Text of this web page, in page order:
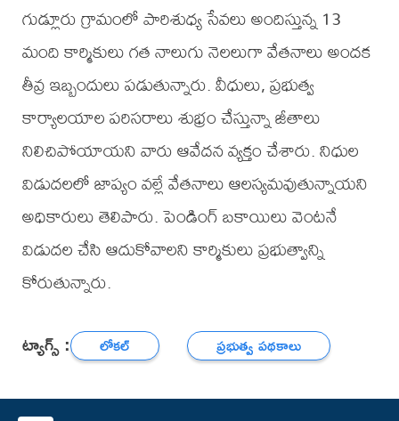
గుడ్లూరు గ్రామంలో పారిశుధ్య సేవలు అందిస్తున్న 13
మంది కార్మికులు గత నాలుగు నెలలుగా వేతనాలు అందక
తీవ్ర ఇబ్బందులు పడుతున్నారు. వీధులు, ప్రభుత్వ
కార్యాలయాల పరిసరాలు శుభ్రం చేస్తున్నా జీతాలు
నిలిచిపోయాయని వారు ఆవేదన వ్యక్తం చేశారు. నిధుల
విడుదలలో జాప్యం వల్లే వేతనాలు ఆలస్యమవుతున్నాయని
అధికారులు తెలిపారు. పెండింగ్ బకాయిలు వెంటనే
విడుదల చేసి ఆదుకోవాలని కార్మికులు ప్రభుత్వాన్ని
కోరుతున్నారు.
ట్యాగ్స్ : లోకల్ ప్రభుత్వ పథకాలు